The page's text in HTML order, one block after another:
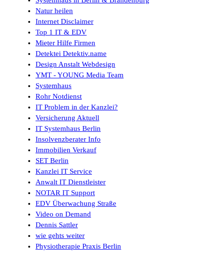
Natur heilen
Internet Disclaimer
Top 1 IT & EDV
Mieter Hilfe Firmen
Detektei Detektiv.name
Design Anstalt Webdesign
YMT - YOUNG Media Team
Systemhaus
Rohr Notdienst
IT Problem in der Kanzlei?
Versicherung Aktuell
IT Systemhaus Berlin
Insolvenzberater Info
Immobilien Verkauf
SET Berlin
Kanzlei IT Service
Anwalt IT Dienstleister
NOTAR IT Support
EDV Überwachung Straße
Video on Demand
Dennis Sattler
wie gehts weiter
Physiotherapie Praxis Berlin